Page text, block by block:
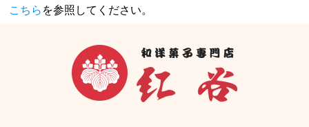
こちら を参照してください。